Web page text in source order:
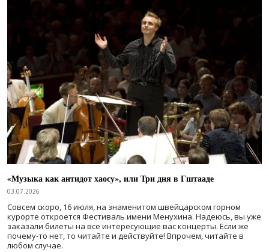
«Музыка как антидот хаосу», или Три дня в Гштааде
03.07.2026
Совсем скоро, 16 июля, на знаменитом швейцарском горном
курорте откроется Фестиваль имени Менухина. Надеюсь, вы уже
заказали билеты на все интересующие вас концерты. Если же
почему-то нет, то читайте и действуйте! Впрочем, читайте в
любом случае.